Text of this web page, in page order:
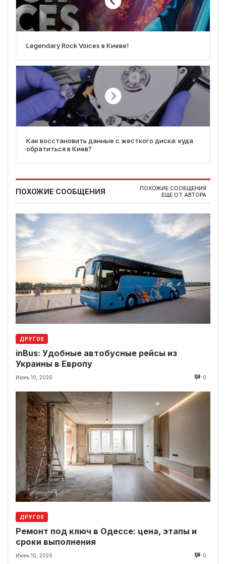
Legendary Rock Voices в Киеве!
Как восстановить данные с жесткого диска: куда
обратиться в Киев?
ПОХОЖИЕ СООБЩЕНИЯ
ПОХОЖИЕ СООБЩЕНИЯ
ЕЩЕ ОТ АВТОРА
ДРУГОЕ
inBus: Удобные автобусные рейсы из
Украины в Европу
Июнь 19, 2026 0
ДРУГОЕ
Ремонт под ключ в Одессе: цена, этапы и
сроки выполнения
Июнь 10, 2026 0